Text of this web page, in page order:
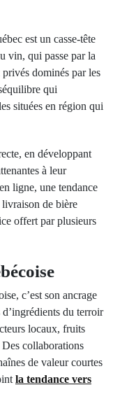
est un casse-tête
vin, qui passe par la
dominés par les
qui
situées en région qui
en développant
à leur
ligne, une tendance
livraison de bière
offert par plusieurs
c’est son ancrage
du terroir
locaux, fruits
collaborations
de valeur courtes
la tendance vers